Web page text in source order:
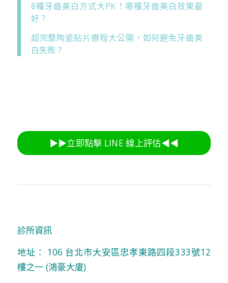
8種牙齒美白方式大PK！哪種牙齒美白效果最
好？
超完整陶瓷貼片療程大公開，如何避免牙齒美
白失敗？
▶︎▶︎立即點擊 LINE 線上評估◀︎◀︎
診所資訊
地址： 106 台北市大安區忠孝東路四段333號12
樓之一 (鴻豪大廈)